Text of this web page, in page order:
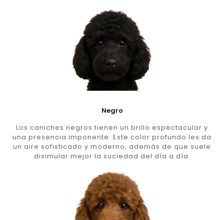
Negro
Los caniches negros tienen un brillo espectacular y
una presencia imponente. Este color profundo les da
un aire sofisticado y moderno, además de que suele
disimular mejor la suciedad del día a día.